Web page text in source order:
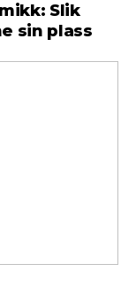
Slik
sin plass